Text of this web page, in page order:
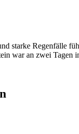
starke Regenfälle
war an zwei Tagen